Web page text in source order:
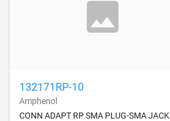
132171RP-10
Amphenol
CONN ADAPT RP SMA PLUG-SMA JACK